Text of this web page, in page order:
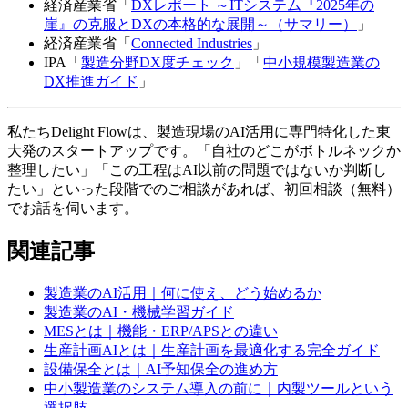
経済産業省「 DXレポート ～ITシステム『2025年の
崖』の克服とDXの本格的な展開～（サマリー）
」
経済産業省「 Connected Industries 」
IPA「 製造分野DX度チェック 」「 中小規模製造業の
DX推進ガイド 」
私たちDelight Flowは、製造現場のAI活用に専門特化した東
大発のスタートアップです。「自社のどこがボトルネックか
整理したい」「この工程はAI以前の問題ではないか判断し
たい」といった段階でのご相談があれば、初回相談（無料）
でお話を伺います。
関連記事
製造業のAI活用｜何に使え、どう始めるか
製造業のAI・機械学習ガイド
MESとは｜機能・ERP/APSとの違い
生産計画AIとは｜生産計画を最適化する完全ガイド
設備保全とは｜AI予知保全の進め方
中小製造業のシステム導入の前に｜内製ツールという